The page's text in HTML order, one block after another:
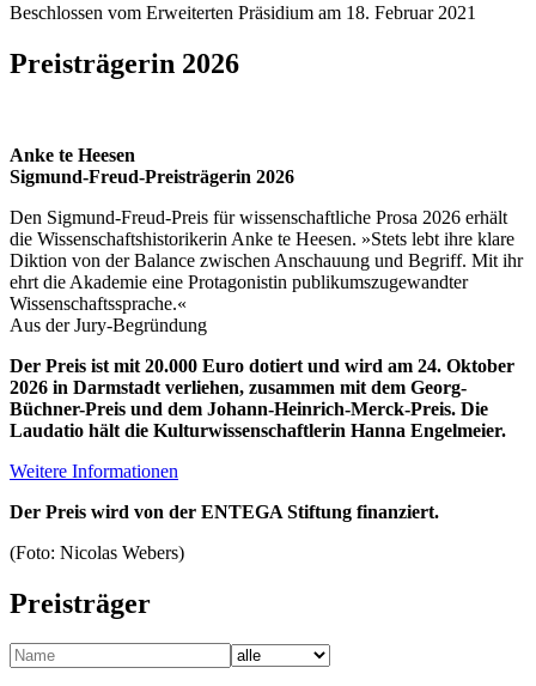
Beschlossen vom Erweiterten Präsidium am 18. Februar 2021
Preisträgerin 2026
Anke te Heesen
Sigmund-Freud-Preisträgerin 2026
Den Sigmund-Freud-Preis für wissenschaftliche Prosa 2026 erhält
die Wissenschaftshistorikerin Anke te Heesen. »Stets lebt ihre klare
Diktion von der Balance zwischen Anschauung und Begriff. Mit ihr
ehrt die Akademie eine Protagonistin publikums­zugewandter
Wissenschaftssprache.«
Aus der Jury-Begründung
Der Preis ist mit 20.000 Euro dotiert und wird am 24. Oktober
2026 in Darmstadt verliehen, zusammen mit dem Georg-
Büchner-Preis und dem Johann-Heinrich-Merck-Preis. Die
Laudatio hält die Kulturwissen­schaftlerin Hanna Engelmeier.
Weitere Informationen
Der Preis wird von der ENTEGA Stiftung finanziert.
(Foto: Nicolas Webers)
Preisträger